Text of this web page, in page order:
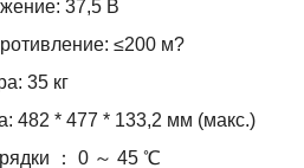
37,5 В
≤200 м?
35 кг
482 * 477 * 133,2 мм (макс.)
： 0 ～ 45 ℃